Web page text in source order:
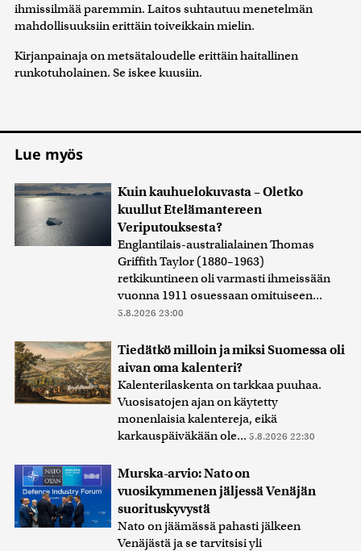
ihmissilmää paremmin. Laitos suhtautuu menetelmän
mahdollisuuksiin erittäin toiveikkain mielin.
Kirjanpainaja on metsätaloudelle erittäin haitallinen
runkotuholainen. Se iskee kuusiin.
Lue myös
Kuin kauhuelokuvasta – Oletko
kuullut Etelämantereen
Veriputouksesta?
Englantilais-australialainen Thomas
Griffith Taylor (1880–1963)
retkikuntineen oli varmasti ihmeissään
vuonna 1911 osuessaan omituiseen...
5.8.2026 23:00
Tiedätkö milloin ja miksi Suomessa oli
aivan oma kalenteri?
Kalenterilaskenta on tarkkaa puuhaa.
Vuosisatojen ajan on käytetty
monenlaisia kalentereja, eikä
karkauspäiväkään ole... 5.8.2026 22:30
Murska-arvio: Nato on
vuosikymmenen jäljessä Venäjän
suorituskyvystä
Nato on jäämässä pahasti jälkeen
Venäjästä ja se tarvitsisi yli